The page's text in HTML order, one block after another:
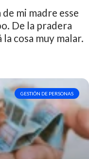
mi madre esse
De la pradera
cosa muy malar.
GESTIÓN DE PERSONAS